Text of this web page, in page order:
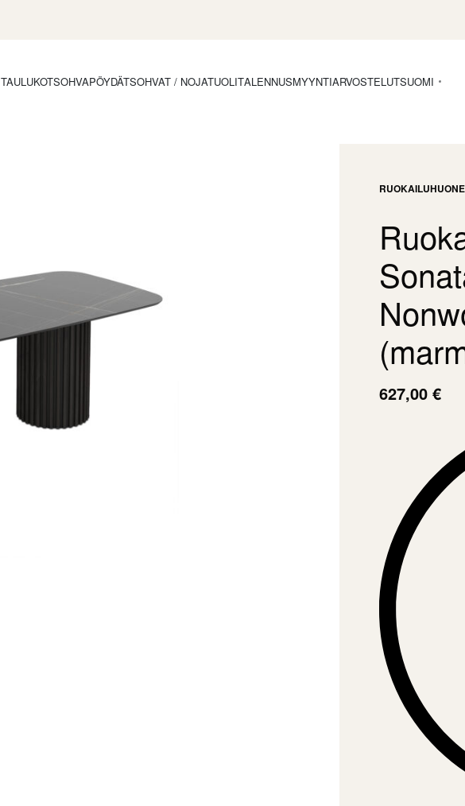
TAULUKOTSOHVAPÖYDÄTSOHVAT / NOJATUOLITALENNUSMYYNTIARVOSTELUTSUOMI
RUOKAILUHUONE
627,00 €